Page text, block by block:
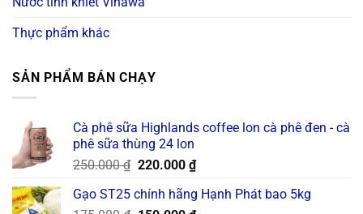
Thực phẩm khác
SẢN PHẨM BÁN CHẠY
Cà phê sữa Highlands coffee lon cà phê đen - cà
phê sữa thùng 24 lon
250.000₫ Original
was:
220.000 ₫Current
is:
Gạo ST25 chính hãng Hạnh Phát bao 5kg